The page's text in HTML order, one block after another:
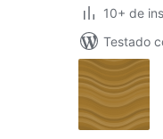
10+ de
Testado